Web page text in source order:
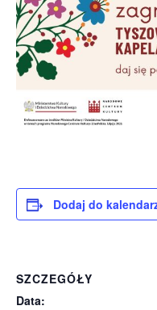
Dodaj do
SZCZEGÓŁY
Data: